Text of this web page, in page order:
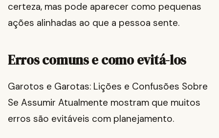
certeza, mas pode aparecer como pequenas
ações alinhadas ao que a pessoa sente.
Erros comuns e como evitá-los
Garotos e Garotas: Lições e Confusões Sobre
Se Assumir Atualmente mostram que muitos
erros são evitáveis com planejamento.